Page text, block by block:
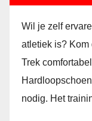
Wil je zelf
atletiek is? Kom
Trek
nodig. Het